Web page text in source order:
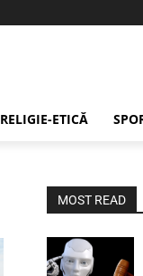
RELIGIE-ETICĂ
MOST READ